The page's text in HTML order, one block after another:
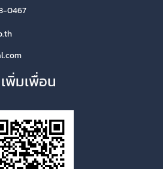
0467
เพิ่มเพื่อน